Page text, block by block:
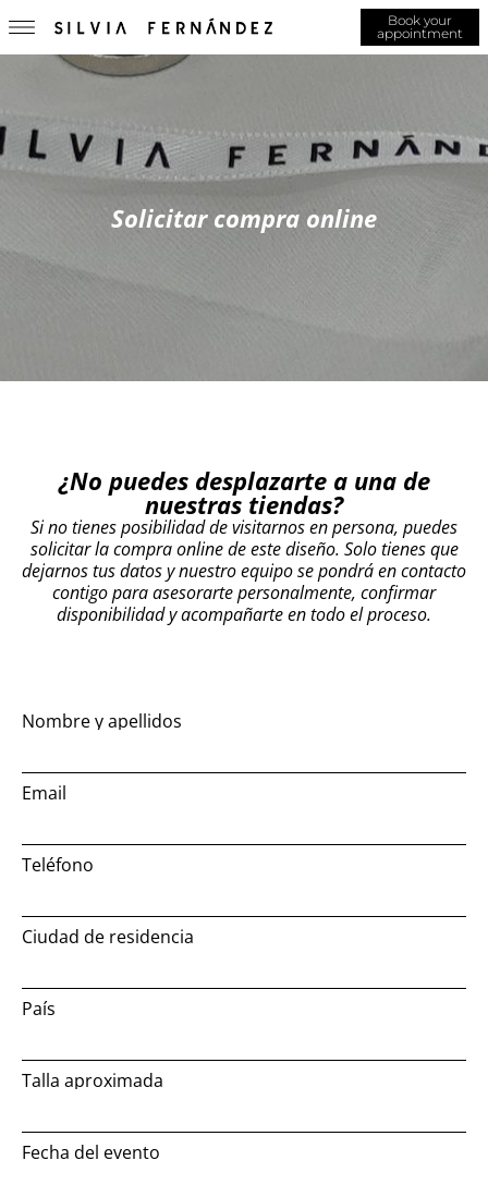
Book your
appointment
Solicitar compra online
¿No puedes desplazarte a una de
nuestras tiendas?
Si no tienes posibilidad de visitarnos en persona, puedes
solicitar la compra online de este diseño. Solo tienes que
dejarnos tus datos y nuestro equipo se pondrá en contacto
contigo para asesorarte personalmente, confirmar
disponibilidad y acompañarte en todo el proceso.
Nombre y apellidos
Email
Teléfono
Ciudad de residencia
País
Talla aproximada
Fecha del evento